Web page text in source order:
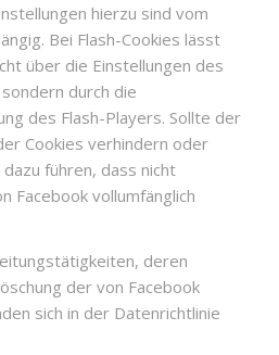
hierzu sind vom
Bei Flash-Cookies lässt
über die Einstellungen des
durch die
des Flash-Players. Sollte der
Cookies verhindern oder
führen, dass nicht
Facebook vollumfänglich
deren
der von Facebook
sich in der Datenrichtlinie